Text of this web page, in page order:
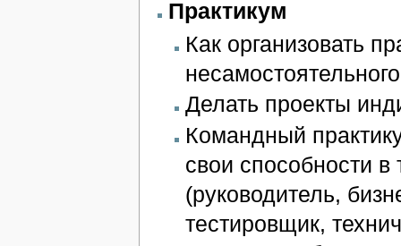
Практикум
Как организовать
Делать проекты
Командный
свои способности
(руководитель,
тестировщик,